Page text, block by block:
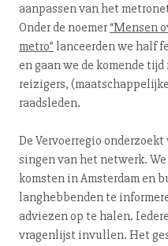
aanpassen van het
Onder de noemer“Mensen
metro” lanceerden we half
en gaan we de komende tijd
reizigers,
raadsleden.
De Ver­voer­re­gio
sin­gen van het netwerk.
kom­sten in Amsterdam en
lang­heb­ben­den te
adviezen op te halen.
vragenlijst invullen. Het